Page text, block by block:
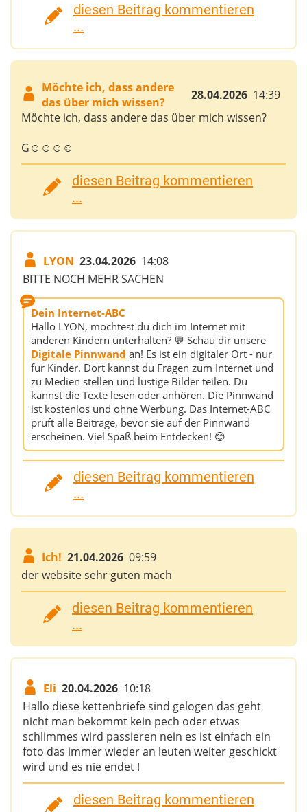
diesen Beitrag kommentieren
...
Möchte ich, dass andere
das über mich wissen?
28.04.2026 14:39
Möchte ich, dass andere das über mich wissen?
G☺☺☺☺
diesen Beitrag kommentieren
...
LYON 23.04.2026 14:08
BITTE NOCH MEHR SACHEN
Dein Internet-ABC
Hallo LYON, möchtest du dich im Internet mit
anderen Kindern unterhalten? 💬 Schau dir unsere
Digitale Pinnwand an! Es ist ein digitaler Ort - nur
für Kinder. Dort kannst du Fragen zum Internet und
zu Medien stellen und lustige Bilder teilen. Du
kannst die Texte lesen oder anhören. Die Pinnwand
ist kostenlos und ohne Werbung. Das Internet-ABC
prüft alle Beiträge, bevor sie auf der Pinnwand
erscheinen. Viel Spaß beim Entdecken! 😊
diesen Beitrag kommentieren
...
Ich! 21.04.2026 09:59
der website sehr guten mach
diesen Beitrag kommentieren
...
Eli 20.04.2026 10:18
Hallo diese kettenbriefe sind gelogen das geht
nicht man bekommt kein pech oder etwas
schlimmes wird passieren nein es ist einfach ein
foto das immer wieder an leuten weiter geschickt
wird und es nie endet !
diesen Beitrag kommentieren